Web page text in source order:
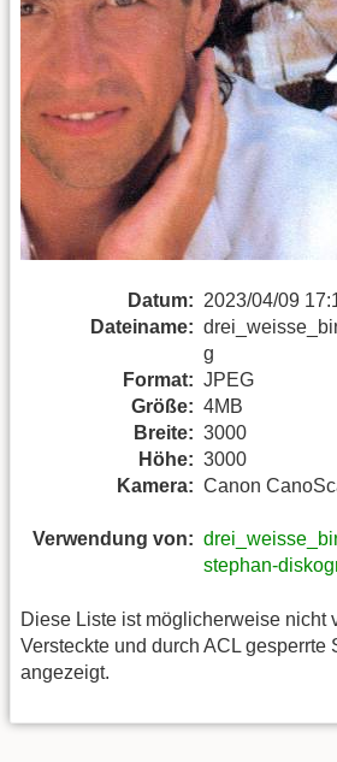
Datum: 2023/04/09
Dateiname:
g
Format: JPEG
Größe: 4MB
Breite: 3000
Höhe: 3000
Kamera: Canon
Verwendung von:
stephan-
Diese Liste ist möglicherweise nicht
Versteckte und durch ACL gesperrte
angezeigt.